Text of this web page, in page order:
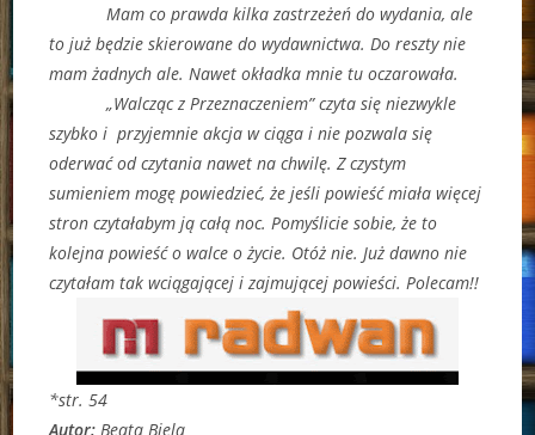
Mam co prawda kilka zastrzeżeń do wydania, ale
to już będzie skierowane do wydawnictwa. Do reszty nie
mam żadnych ale. Nawet okładka mnie tu oczarowała.
„Walcząc z Przeznaczeniem” czyta się niezwykle
szybko i przyjemnie akcja w ciąga i nie pozwala się
oderwać od czytania nawet na chwilę. Z czystym
sumieniem mogę powiedzieć, że jeśli powieść miała więcej
stron czytałabym ją całą noc. Pomyślicie sobie, że to
kolejna powieść o walce o życie. Otóż nie. Już dawno nie
czytałam tak wciągającej i zajmującej powieści. Polecam!!
*str. 54
Autor: Beata Biela